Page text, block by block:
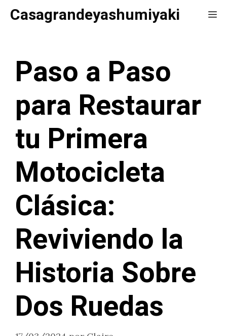
SaltarCasagrandeyashumiyaki
Paso a Paso
para Restaurar
tu Primera
Motocicleta
Clásica:
Reviviendo la
Historia Sobre
Dos Ruedas